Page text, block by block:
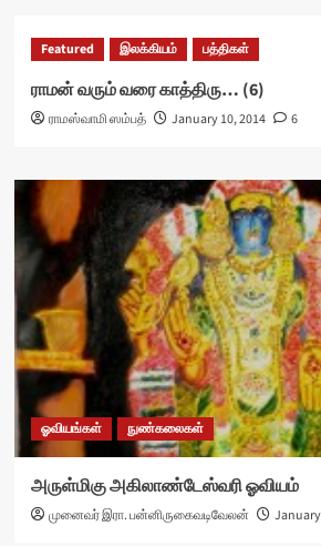
Featured இலக்கியம் பத்திகள்
ராமன் வரும் வ​ரை காத்திரு… (6)
ராமஸ்வாமி ஸம்பத் January 10, 2014 6
ஓவியங்கள் நுண்கலைகள்
அருள்மிகு அகிலாண்டேஸ்வரி ஓவியம்
முனைவர் இரா. பன்னிருகைவடிவேலன்